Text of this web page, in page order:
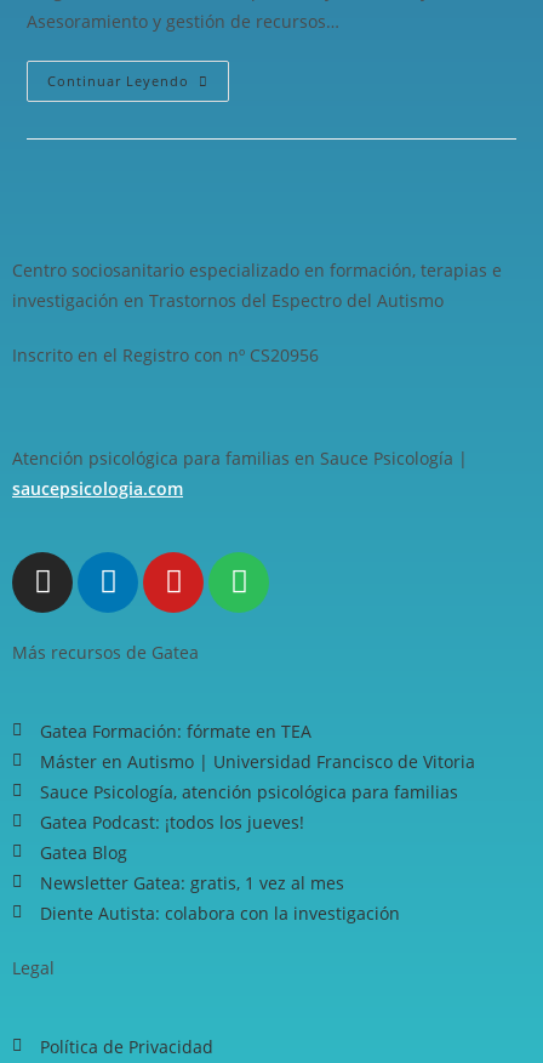
Asesoramiento y gestión de recursos…
Continuar Leyendo
Centro sociosanitario especializado en formación, terapias e
investigación en Trastornos del Espectro del Autismo
Inscrito en el Registro con nº CS20956
Atención psicológica para familias en Sauce Psicología |
saucepsicologia.com
Más recursos de Gatea
Gatea Formación: fórmate en TEA
Máster en Autismo | Universidad Francisco de Vitoria
Sauce Psicología, atención psicológica para familias
Gatea Podcast: ¡todos los jueves!
Gatea Blog
Newsletter Gatea: gratis, 1 vez al mes
Diente Autista: colabora con la investigación
Legal
Política de Privacidad